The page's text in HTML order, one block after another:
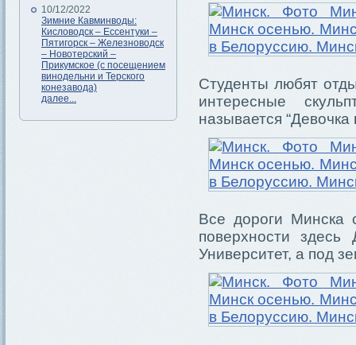
10/12/2022
Зимние Кавминводы:
Кисловодск – Ессентуки –
Пятигорск – Железноводск
– Новотерский –
Прикумское (с посещением
винодельни и Терского
конезавода)
далее...
Студенты любят
интересные
называется “Девочка
Все дороги Минска
поверхности
Университет, а под